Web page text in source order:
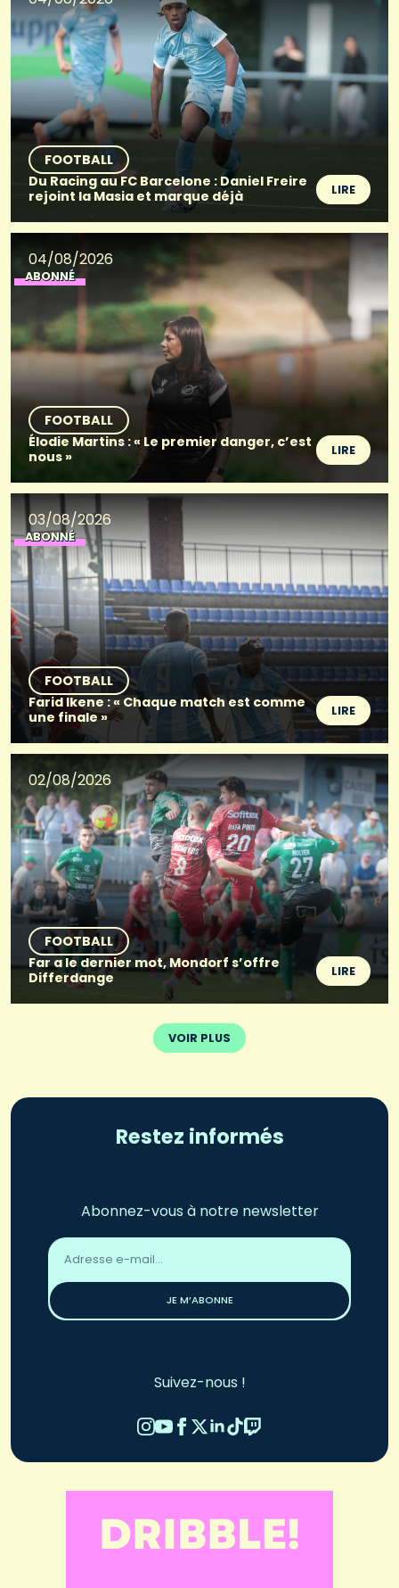
FOOTBALL
Du Racing au FC Barcelone : Daniel Freire
rejoint la Masia et marque déjà
LIRE
04/08/2026
ABONNÉ
FOOTBALL
Élodie Martins : « Le premier danger, c’est
nous »
LIRE
03/08/2026
ABONNÉ
FOOTBALL
Farid Ikene : « Chaque match est comme
une finale »
LIRE
02/08/2026
FOOTBALL
Far a le dernier mot, Mondorf s’offre
Differdange
LIRE
VOIR PLUS
Restez informés
Abonnez-vous à notre newsletter
Adresse
email
JE M’ABONNE
Suivez-nous !